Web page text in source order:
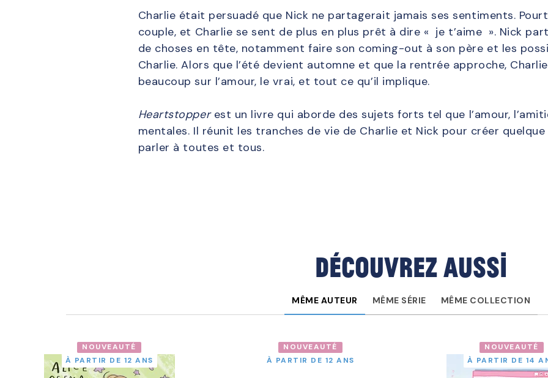
Charlie était persuadé que Nick ne partagerait jamais ses sentiments.
couple, et Charlie se sent de plus en plus prêt à dire « je t’aime ». Nick
de choses en tête, notamment faire son coming-out à son père et les
Charlie. Alors que l’été devient automne et que la rentrée approche,
beaucoup sur l’amour, le vrai, et tout ce qu’il implique.
Heartstopperest un livre qui aborde des sujets forts tel que l’amour,
mentales. Il réunit les tranches de vie de Charlie et Nick pour créer
parler à toutes et tous.
Découvrez aussi
MÊME AUTEUR MÊME SÉRIE MÊME COLLECTION
NOUVEAUTÉ
À PARTIR DE 12 ANS
NOUVEAUTÉ
À PARTIR DE 12 ANS
NOUVEAUTÉ
À PARTIR DE 14